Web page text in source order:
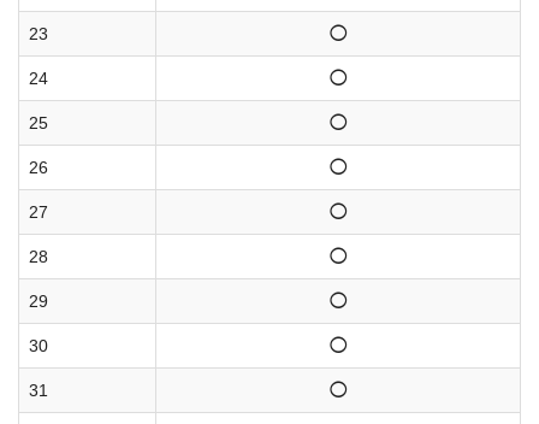
23 ◯
24 ◯
25 ◯
26 ◯
27 ◯
28 ◯
29 ◯
30 ◯
31 ◯